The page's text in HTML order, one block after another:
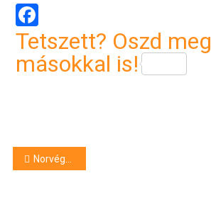
Facebook
Tetszett? Oszd meg
másokkal is!
Bejegyzés
Norvégverés Debrecenben!